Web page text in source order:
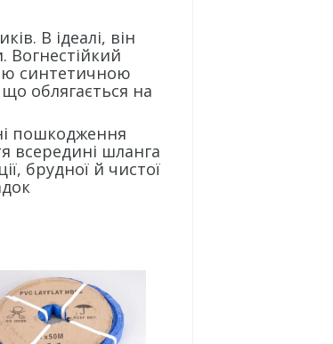
В ідеалі, він
Вогнестійкий
синтетичною
облягається на
пошкодження
всередині шланга
брудної й чистої